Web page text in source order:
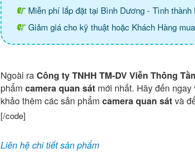
Miễn phí lắp đặt tại Bình Dương - Tình thành
Giảm giá cho kỹ thuật hoặc Khách Hàng
Ngoài raCông ty TNHH TM-DV Viễn Thông
phẩm camera quan sát mới nhất. Hãy đến
khảo thêm các sản phẩm camera quan sátvà
[/code]
Liên hệ chi tiết sản phẩm